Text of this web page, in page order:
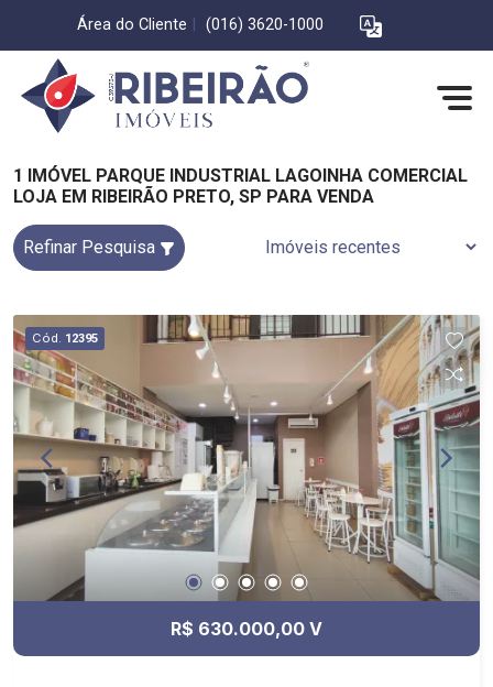
Área do Cliente (016) 3620-1000
1 IMÓVEL PARQUE INDUSTRIAL LAGOINHA COMERCIAL
LOJA EM RIBEIRÃO PRETO, SP PARA VENDA
Refinar Pesquisa
Cód. 12395
R$ 630.000,00 V